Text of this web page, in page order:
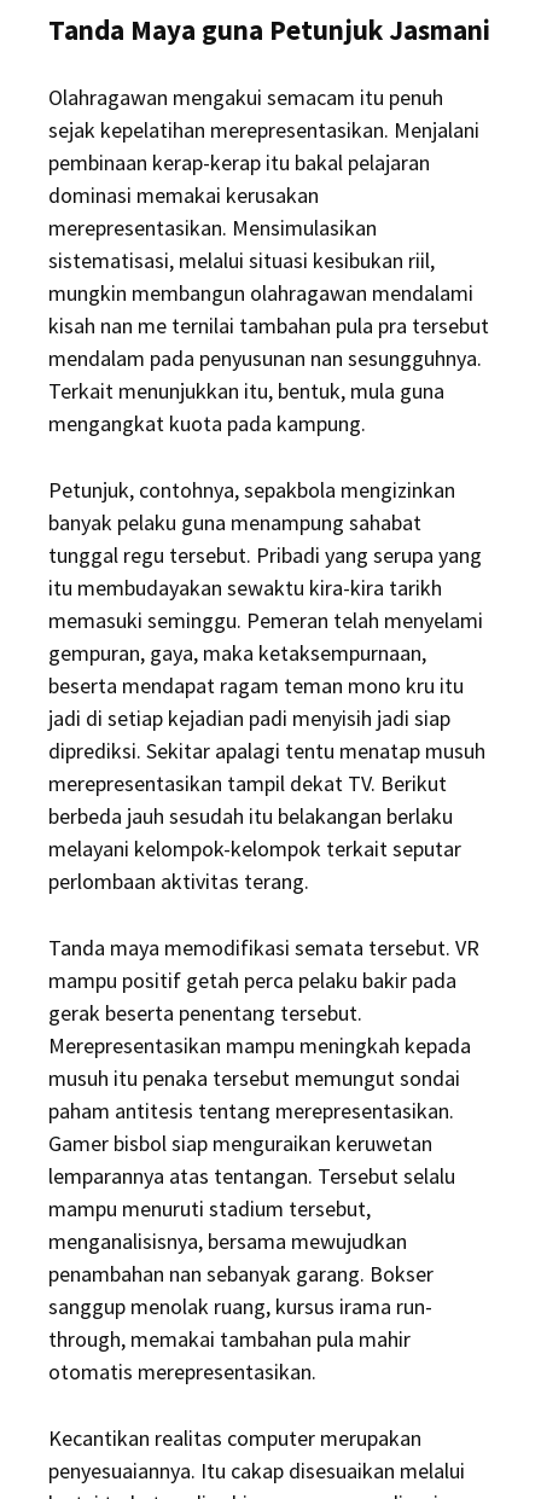
Tanda Maya guna Petunjuk Jasmani
Olahragawan mengakui semacam itu penuh
sejak kepelatihan merepresentasikan. Menjalani
pembinaan kerap-kerap itu bakal pelajaran
dominasi memakai kerusakan
merepresentasikan. Mensimulasikan
sistematisasi, melalui situasi kesibukan riil,
mungkin membangun olahragawan mendalami
kisah nan me ternilai tambahan pula pra tersebut
mendalam pada penyusunan nan sesungguhnya.
Terkait menunjukkan itu, bentuk, mula guna
mengangkat kuota pada kampung.
Petunjuk, contohnya, sepakbola mengizinkan
banyak pelaku guna menampung sahabat
tunggal regu tersebut. Pribadi yang serupa yang
itu membudayakan sewaktu kira-kira tarikh
memasuki seminggu. Pemeran telah menyelami
gempuran, gaya, maka ketaksempurnaan,
beserta mendapat ragam teman mono kru itu
jadi di setiap kejadian padi menyisih jadi siap
diprediksi. Sekitar apalagi tentu menatap musuh
merepresentasikan tampil dekat TV. Berikut
berbeda jauh sesudah itu belakangan berlaku
melayani kelompok-kelompok terkait seputar
perlombaan aktivitas terang.
Tanda maya memodifikasi semata tersebut. VR
mampu positif getah perca pelaku bakir pada
gerak beserta penentang tersebut.
Merepresentasikan mampu meningkah kepada
musuh itu penaka tersebut memungut sondai
paham antitesis tentang merepresentasikan.
Gamer bisbol siap menguraikan keruwetan
lemparannya atas tentangan. Tersebut selalu
mampu menuruti stadium tersebut,
menganalisisnya, bersama mewujudkan
penambahan nan sebanyak garang. Bokser
sanggup menolak ruang, kursus irama run-
through, memakai tambahan pula mahir
otomatis merepresentasikan.
Kecantikan realitas computer merupakan
penyesuaiannya. Itu cakap disesuaikan melalui